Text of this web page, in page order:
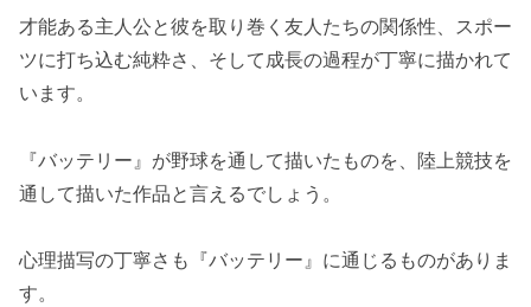
才能ある主人公と彼を取り巻く友人たちの関係性、スポー
ツに打ち込む純粋さ、そして成長の過程が丁寧に描かれて
います。
『バッテリー』が野球を通して描いたものを、陸上競技を
通して描いた作品と言えるでしょう。
心理描写の丁寧さも『バッテリー』に通じるものがありま
す。